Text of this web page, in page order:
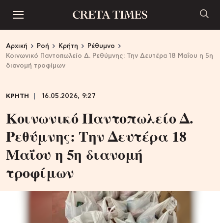
Αρχική Ροή Κρήτη
Ρέθυμνο
Κοινωνικό Παντοπωλείο Δ. Ρεθύμνης: Την Δευτέρα 18 Μαΐου η 5η
διανομή τροφίμων
ΚΡΗΤΗ 16.05.2026, 9:27
Κοινωνικό Παντοπωλείο Δ.
Ρεθύμνης: Την Δευτέρα 18
Μαΐου η 5η διανομή
τροφίμων